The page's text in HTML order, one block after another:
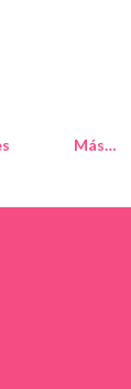
Más…